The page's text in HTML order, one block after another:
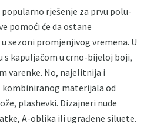
rješenje za prvu polu-
pomoći će da ostane
sezoni promjenjivog vremena. U
s kapuljačom u crno-bijeloj boji,
varenke. No, najelitnija i
materijala od
plashevki. Dizajneri nude
A-oblika ili ugrađene siluete.